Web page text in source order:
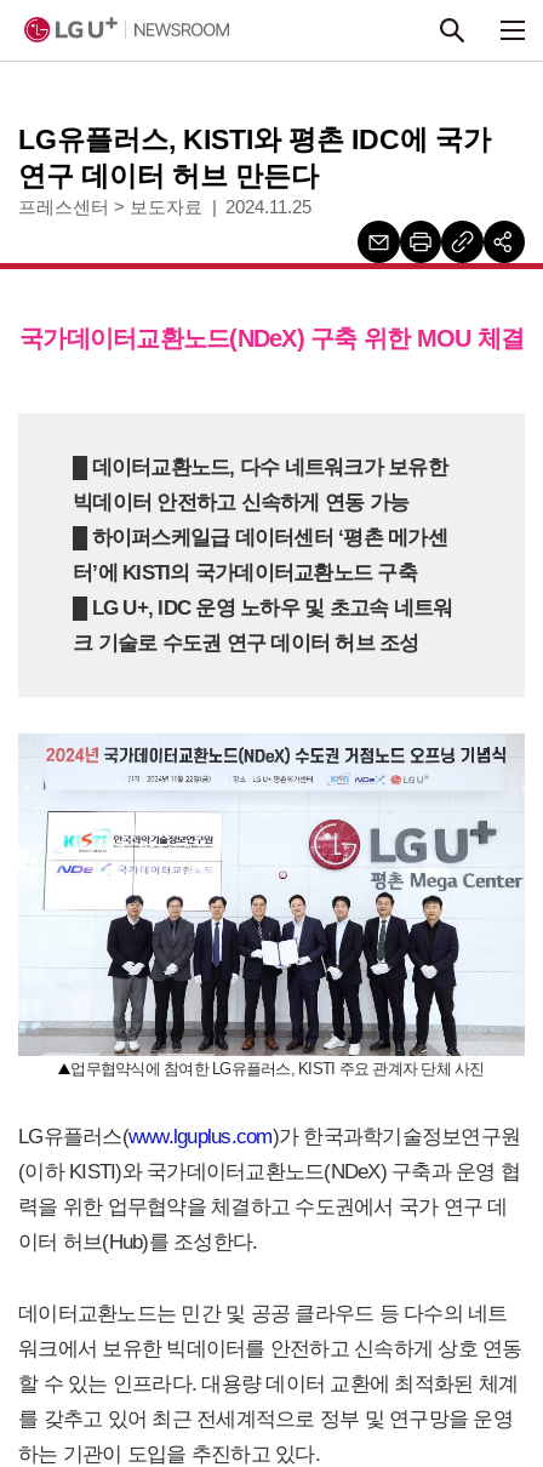
LG유플러스, KISTI와 평촌 IDC에 국가
연구 데이터 허브 만든다
프레스센터 > 보도자료 2024.11.25
국가데이터교환노드(NDeX) 구축 위한 MOU 체결
█ 데이터교환노드, 다수 네트워크가 보유한
빅데이터 안전하고 신속하게 연동 가능
█ 하이퍼스케일급 데이터센터 ‘평촌 메가센
터’에 KISTI의 국가데이터교환노드 구축
█ LG U+, IDC 운영 노하우 및 초고속 네트워
크 기술로 수도권 연구 데이터 허브 조성
업무협약식에 참여한 LG유플러스, KISTI 주요 관계자 단체 사진
LG유플러스(www.lguplus.com)가 한국과학기술정보연구원
(이하 KISTI)와 국가데이터교환노드(NDeX) 구축과 운영 협
력을 위한 업무협약을 체결하고 수도권에서 국가 연구 데
이터 허브(Hub)를 조성한다.
데이터교환노드는 민간 및 공공 클라우드 등 다수의 네트
워크에서 보유한 빅데이터를 안전하고 신속하게 상호 연동
할 수 있는 인프라다. 대용량 데이터 교환에 최적화된 체계
를 갖추고 있어 최근 전세계적으로 정부 및 연구망을 운영
하는 기관이 도입을 추진하고 있다.